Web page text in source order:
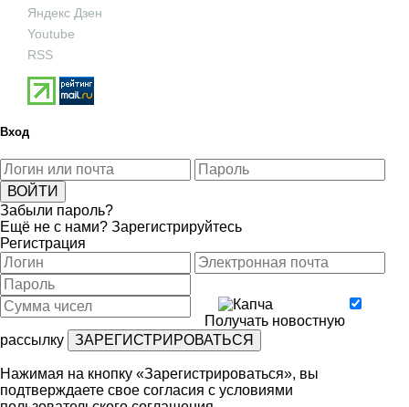
Яндекс Дзен
Youtube
RSS
Вход
Забыли пароль?
Ещё не с нами? Зарегистрируйтесь
Регистрация
Получать новостную
рассылку
Нажимая на кнопку «Зарегистрироваться», вы
подтверждаете свое согласия с условиями